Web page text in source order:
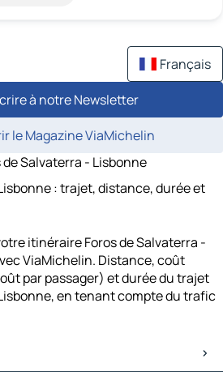
Français
à notre Newsletter
le Magazine ViaMichelin
de Salvaterra - Lisbonne
: trajet, distance, durée et
itinéraire Foros de Salvaterra -
ViaMichelin. Distance, coût
par passager) et durée du trajet
en tenant compte du trafic